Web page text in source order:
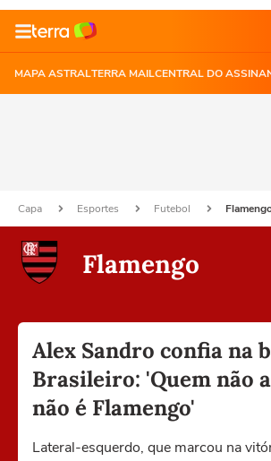
MAPA ASTRALTERRA MAILCENTRAL DO
Capa Esportes Futebol
Flamengo
Alex Sandro confia na
Brasileiro: 'Quem não
não é Flamengo'
Lateral-esquerdo, que marcou na